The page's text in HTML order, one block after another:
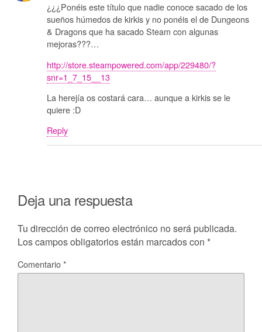
¿¿¿Ponéis este título que nadie conoce sacado de los
sueños húmedos de kirkis y no ponéis el de Dungeons
& Dragons que ha sacado Steam con algunas
mejoras???…
http://store.steampowered.com/app/229480/?
snr=1_7_15__13
La herejía os costará cara… aunque a kirkis se le
quiere :D
Reply
Deja una respuesta
Tu dirección de correo electrónico no será publicada.
Los campos obligatorios están marcados con *
Comentario*